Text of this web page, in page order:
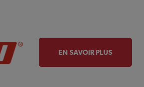
EN SAVOIR PLUS